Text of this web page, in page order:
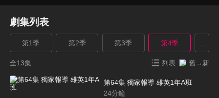
劇集列表
第1季 第2季 第3季 第4季
全13集 列表 舊→新
第64集 獨家報導 雄英1年A班
24分鐘